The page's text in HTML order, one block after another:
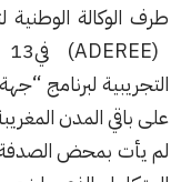
طرف الوكالة الوطنية
التجريبية لبرنامج
على باقي المدن
لم يأت بمحض الصدفة،